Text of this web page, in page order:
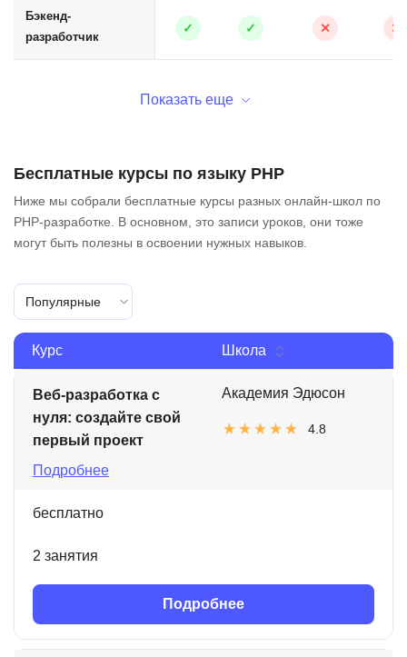
Бэкенд-
разработчик
✓ ✓ ✕ ✕
Показать еще
Бесплатные курсы по языку PHP
Ниже мы собрали бесплатные курсы разных онлайн-школ по
PHP-разработке. В основном, это записи уроков, они тоже
могут быть полезны в освоении нужных навыков.
Популярные
Курс Школа
Веб-разработка с
нуля: создайте свой
первый проект
Подробнее
Академия Эдюсон
4.8
бесплатно
2 занятия
Подробнее